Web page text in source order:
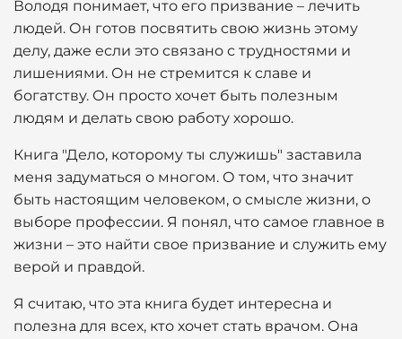
Володя понимает, что его призвание – лечить
людей. Он готов посвятить свою жизнь этому
делу, даже если это связано с трудностями и
лишениями. Он не стремится к славе и
богатству. Он просто хочет быть полезным
людям и делать свою работу хорошо.
Книга "Дело, которому ты служишь" заставила
меня задуматься о многом. О том, что значит
быть настоящим человеком, о смысле жизни, о
выборе профессии. Я понял, что самое главное в
жизни – это найти свое призвание и служить ему
верой и правдой.
Я считаю, что эта книга будет интересна и
полезна для всех, кто хочет стать врачом. Она